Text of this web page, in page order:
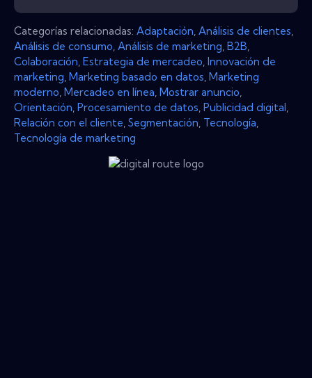
Categorías relacionadas: Adaptación Análisis de clientes
Análisis de consumo Análisis de marketing B2B
Colaboración Estrategia de mercadeo Innovación de
marketing Marketing basado en datos Marketing
moderno Mercadeo en línea Mostrar anuncio
Orientación Procesamiento de datos Publicidad digital
Relación con el cliente Segmentación Tecnología
Tecnología de marketing